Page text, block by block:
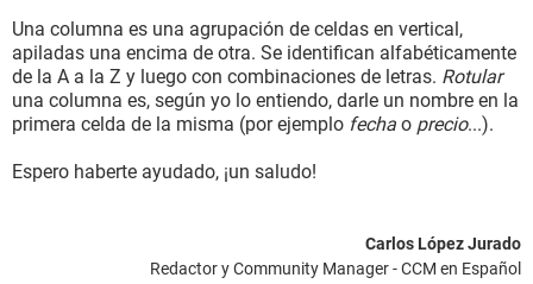
Una columna es una agrupación de celdas en vertical,
apiladas una encima de otra. Se identifican alfabéticamente
de la A a la Z y luego con combinaciones de letras. Rotular
una columna es, según yo lo entiendo, darle un nombre en la
primera celda de la misma (por ejemplo fecha o precio...).
Espero haberte ayudado, ¡un saludo!
Carlos López Jurado
Redactor y Community Manager - CCM en Español